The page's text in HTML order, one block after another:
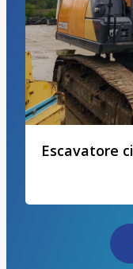
Escavatore